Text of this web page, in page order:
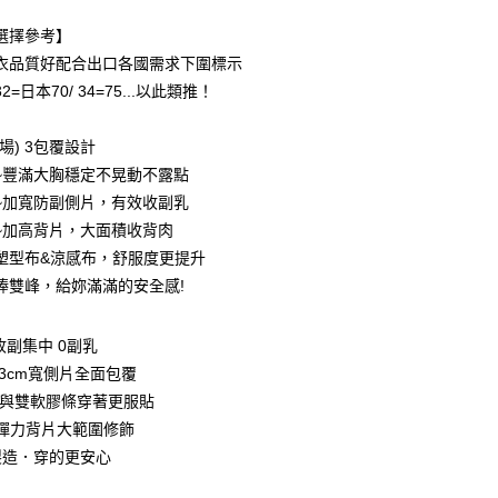
滿NT$999(含以上)免運費
貨
滿NT$999(含以上)免運費
滿NT$999(含以上)免運費
取貨
滿NT$999(含以上)免運費
運
擇參考】
品質好配合出口各國需求下圍標示
日本70/ 34=75...以此類推！
) 3包覆設計
滿大胸穩定不晃動不露點
寬防副側片，有效收副乳
高背片，大面積收背肉
型布&涼感布，舒服度更提升
雙峰，給妳滿滿的安全感!
副集中 0副乳
寬側片全面包覆
雙軟膠條穿著更服貼
力背片大範圍修飾
．穿的更安心